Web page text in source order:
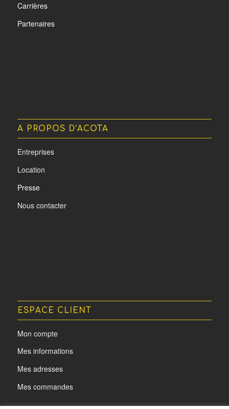
Carrières
Partenaires
A PROPOS D’ACOTA
Entreprises
Location
Presse
Nous contacter
ESPACE CLIENT
Mon compte
Mes informations
Mes adresses
Mes commandes